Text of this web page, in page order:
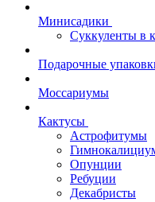
Минисадики
Суккуленты в
Подарочные
Моссариумы
Кактусы
Астрофитумы
Опунции
Ребуции
Декабристы